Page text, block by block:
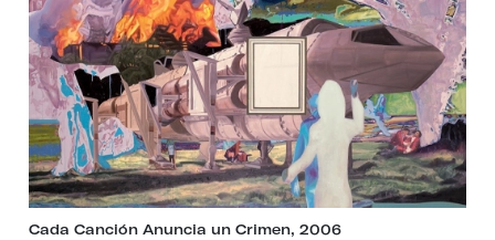
Cada Canción Anuncia un Crimen, 2006